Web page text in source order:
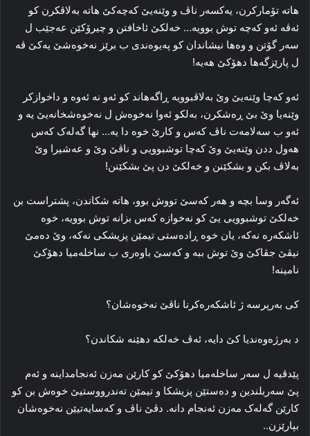
هاته‌ تۆمارکرن، یه‌کسه‌ر ناڤ و وێنه‌یێ که‌چه‌کێ هاته‌ به‌لاڤکرن کو
ئه‌ڤه‌ ئه‌و که‌چه‌ توش بوویه‌… خه‌لکێ ئاخافتن و چیرۆکێن عه‌جێب ل
سه‌ر گۆتن و وه‌ها نیشاندان کو په‌یوه‌ندی ب برێز نه‌خوه‌شێ یه‌کێ ڤه‌
ل پارێزگه‌ها دهۆکێ هه‌یه‌!
ئه‌و که‌چا وێنه‌یێ وێ به‌لاڤبوویه‌ ڕاگەهاند کو ئه‌و نه‌ ئه‌وه‌ و داخوازکر
وێنه‌یا وێ بێ ڕه‌شکرن، به‌لکو ئه‌وا نه‌خوه‌ش ل نه‌خوه‌شخانه‌یێ یه‌ و
ئه‌و ب سه‌لامه‌ت ناڤ که‌س و کارێ خوه‌ دا یه‌… نها گه‌له‌ک که‌س
هه‌ول ددن وێنه‌یێ وێ که‌چا توشبوویی و ناڤێ وێ و عه‌شیرا وێ
به‌لاڤ بکن و بشکێنن و خه‌لکێ دن پێ بشکێنن!
ئه‌گه‌ر وسا بچه‌ و هه‌ر که‌سێ تووش بوو، هاته‌ شکاندن، پشتراست بن
خه‌لکێ توشبوویی یێ کو نه‌خوازە که‌س بزانە توش بوویه‌، خوه‌
ئاشکه‌ره‌ نه‌که‌، یان خوه‌ ڕاده‌ستی تیمێن پزیشکی نه‌که‌، وێ ده‌مێ
نیڤێ جڤاکێ وێ توش ببه‌ و که‌سێ باوه‌ری ب ساخله‌میا دهۆکێ
نامینه‌!
کی به‌رپرسه‌ ژ ئاشکه‌ره‌کرنا ناڤێ نه‌خوه‌شان؟
د به‌رژه‌وه‌ندیا کێ دایه‌، ئه‌ڤ خه‌لکه‌ دهێنه‌ شکاندن؟
پێدڤیه‌ ل سه‌ر ساخله‌میا دهۆکێ کو کارێن مه‌زن ئه‌نجامداینه‌ و ئه‌م
پێ سه‌ربلندین و ده‌ستێن پزیشکا و تیمێن ته‌ندرووستیێ خوه‌ش بن کو
کارێن گه‌له‌ک مه‌زن ئه‌نجام دانه‌. دڤێ ناڤ و که‌سایه‌تیێن نه‌خوه‌شان
بپارێزن..